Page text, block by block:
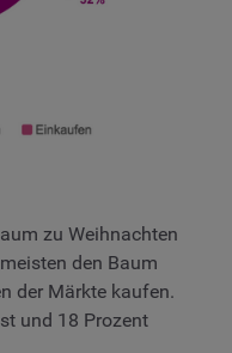
zu Weihnachten
den Baum
der Märkte kaufen.
und 18 Prozent